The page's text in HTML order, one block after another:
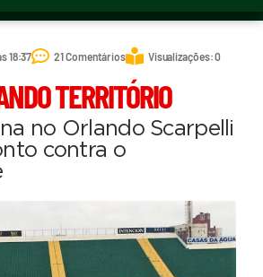
18:37 21 Comentários Visualizações: 0
TERRITÓRIO
no Orlando Scarpelli
contra o